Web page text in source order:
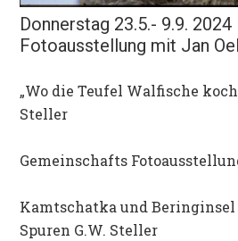
Donnerstag 23.5.- 9.9. 2024
Fotoausstellung mit Jan
„Wo die Teufel Walfische
Steller
Gemeinschafts
Kamtschatka und
Spuren G.W. Steller